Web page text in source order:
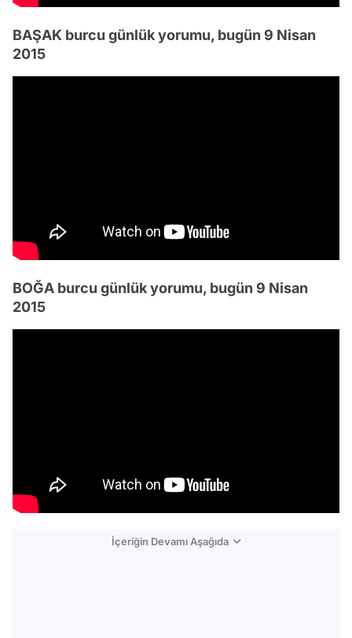
BAŞAK burcu günlük yorumu, bugün 9 Nisan
2015
BOĞA burcu günlük yorumu, bugün 9 Nisan
2015
İçeriğin Devamı Aşağıda